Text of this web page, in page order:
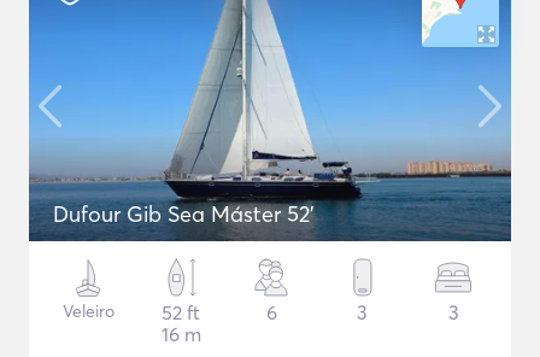
Dufour Gib Sea Máster 52’
Veleiro
52 ft
16 m
6 3 3